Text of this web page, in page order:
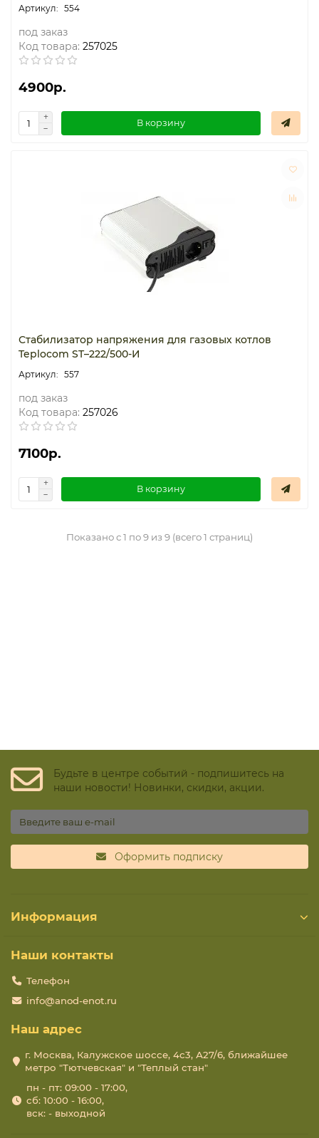
554
под заказ
Код товара: 257025
4900р.
В корзину
Стабилизатор напряжения для газовых котлов
Teplocom ST–222/500-И
557
под заказ
Код товара: 257026
7100р.
В корзину
Показано с 1 по 9 из 9 (всего 1 страниц)
Будьте в центре событий - подпишитесь на
наши новости! Новинки, скидки, акции.
Оформить подписку
Информация
Наши контакты
Телефон
info@anod-enot.ru
Наш адрес
г. Москва, Калужское шоссе, 4с3, А27/6, ближайшее
метро "Тютчевская" и "Теплый стан"
пн - пт: 09:00 - 17:00,
сб: 10:00 - 16:00,
вск: - выходной